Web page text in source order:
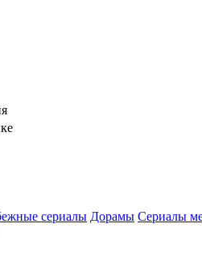
сериалы Дорамы Сериалы